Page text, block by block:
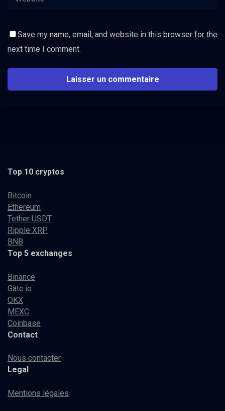
Save my name, email, and website in this browser for the
next time I comment.
Top 10 cryptos
Bitcoin
Ethereum
Tether USDT
Ripple XRP
BNB
Top 5 exchanges
Binance
Gate.io
OKX
MEXC
Coinbase
Contact
Nous contacter
Legal
Mentions légales